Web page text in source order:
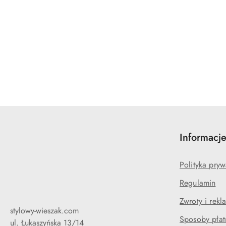
stylowy-wieszak.com
ul. Łukaszyńska 13/14
Informacje
Polityka
Regulamin
Zwroty i
Sposoby